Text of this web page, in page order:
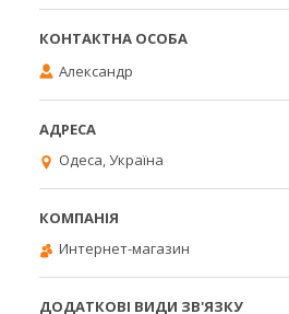
Александр
Одеса, Україна
Интернет-магазин